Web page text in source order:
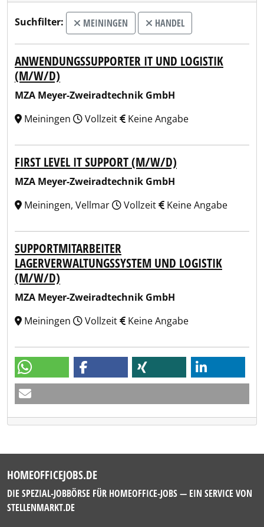
Suchfilter: MEININGEN HANDEL
ANWENDUNGSSUPPORTER IT UND LOGISTIK
(M/W/D)
MZA Meyer-Zweiradtechnik GmbH
Meiningen
Vollzeit Keine Angabe
FIRST LEVEL IT SUPPORT (M/W/D)
MZA Meyer-Zweiradtechnik GmbH
Meiningen, Vellmar
Vollzeit Keine Angabe
SUPPORTMITARBEITER
LAGERVERWALTUNGSSYSTEM UND LOGISTIK
(M/W/D)
MZA Meyer-Zweiradtechnik GmbH
Meiningen
Vollzeit Keine Angabe
HOMEOFFICEJOBS.DE
DIE SPEZIAL-JOBBÖRSE FÜR HOMEOFFICE-JOBS — EIN SERVICE VON
STELLENMARKT.DE